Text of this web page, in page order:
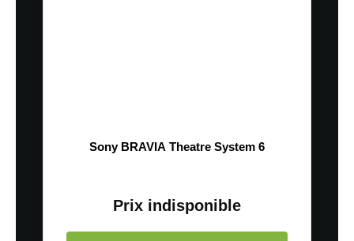
Sony BRAVIA Theatre System 6
Prix indisponible